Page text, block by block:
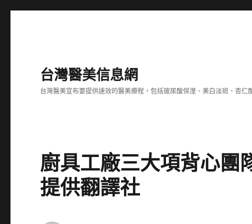
台灣醫美信息網
台灣醫美宣布要提供速效的醫美療程，包括玻尿酸保溼、美白淡斑、杏仁
廚具工廠三大項背心團
提供翻譯社